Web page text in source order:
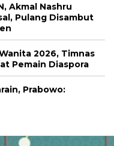
Akmal Nashru
Pulang Disambut
2026, Timnas
Pemain Diaspora
Prabowo: